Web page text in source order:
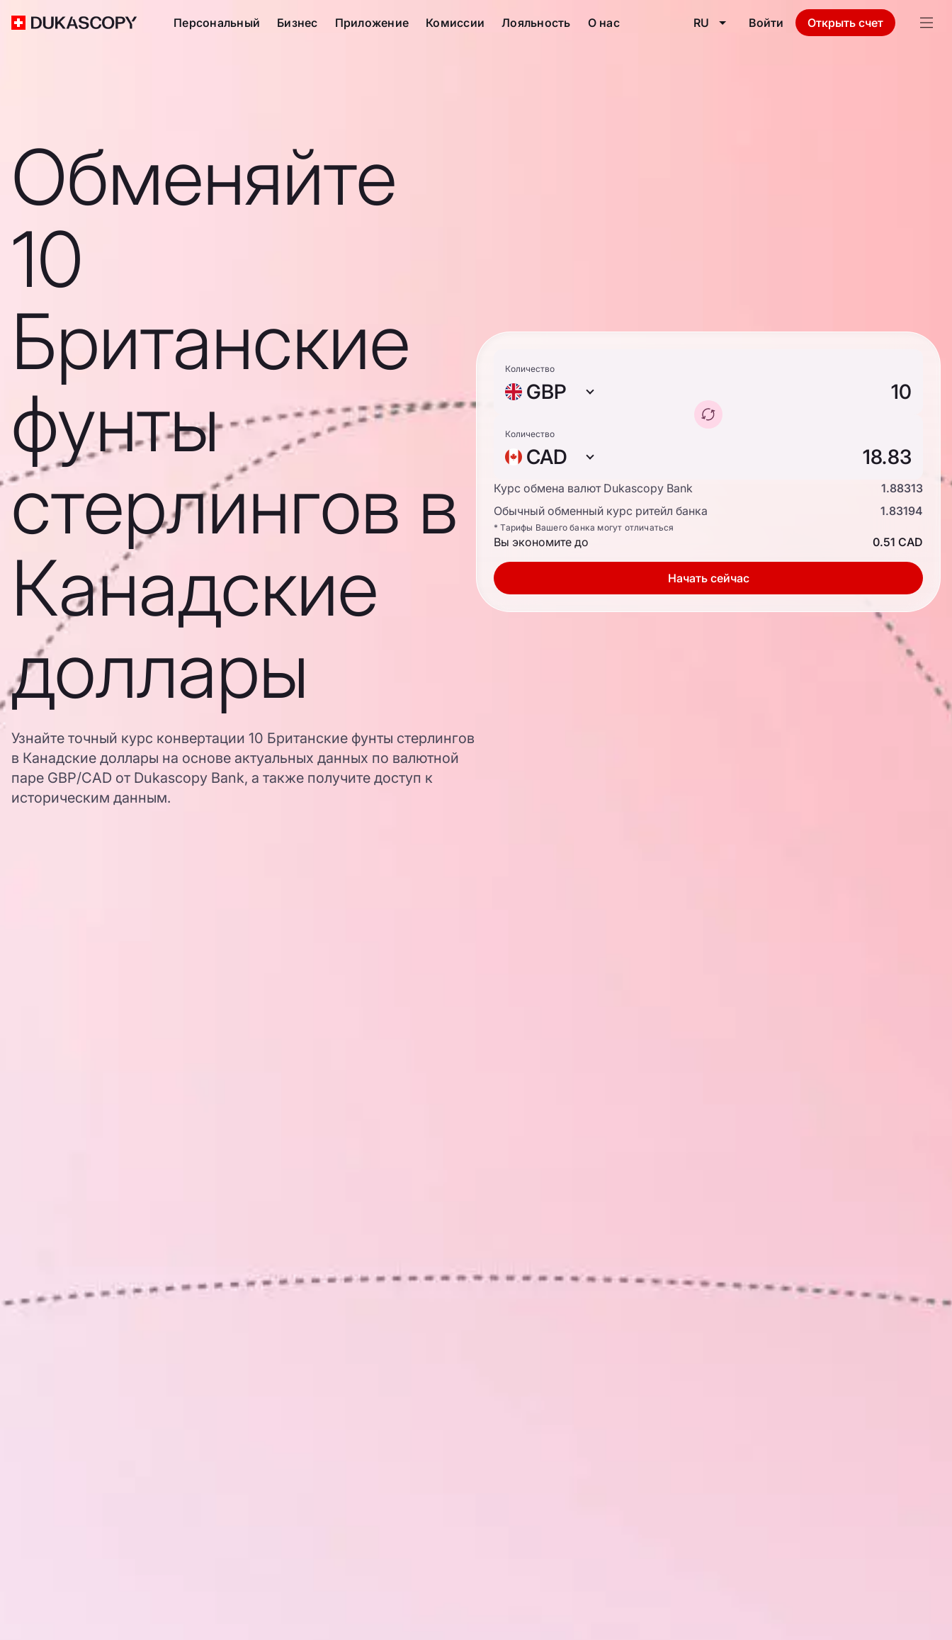
Персональный Бизнес Приложение Комиссии Лояльность О нас RU Войти Открыть счет
Обменяйте
10
Британские
фунты
стерлингов в
Канадские
доллары
Узнайте точный курс конвертации 10 Британские фунты стерлингов
в Канадские доллары на основе актуальных данных по валютной
паре GBP/CAD от Dukascopy Bank, а также получите доступ к
историческим данным.
Количество
GBP
Количество
CAD
Курс обмена валют Dukascopy Bank
1.88313
Обычный обменный курс ритейл банка
1.83194
* Тарифы Вашего банка могут отличаться
Вы экономите до 0.51 CAD
Начать сейчас